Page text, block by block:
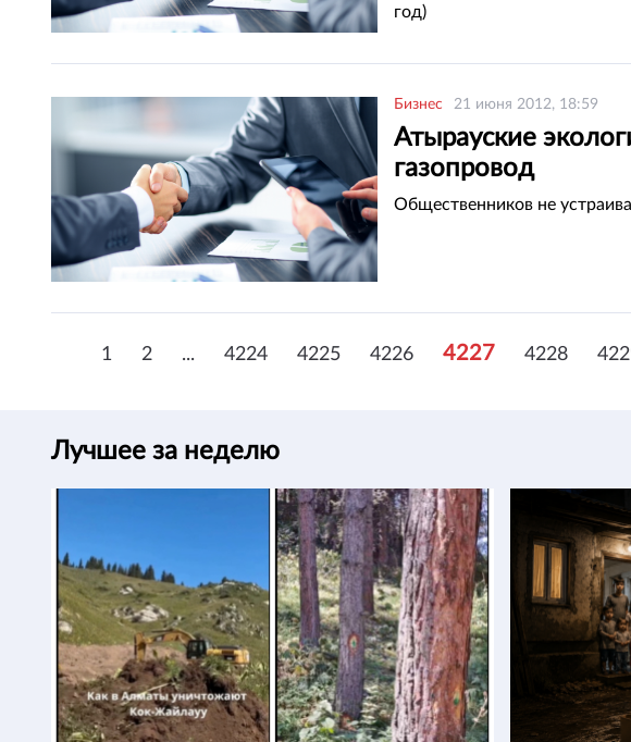
год)
Бизнес 21 июня 2012, 18:59
Атырауские
газопровод
Общественников не
1 2 ... 4224 4225 4226 4227 4228
Лучшее за неделю